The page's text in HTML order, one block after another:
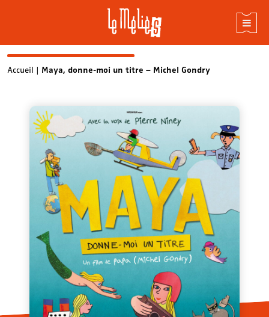
SkipAccueil | Maya, donne-moi un titre – Michel Gondry